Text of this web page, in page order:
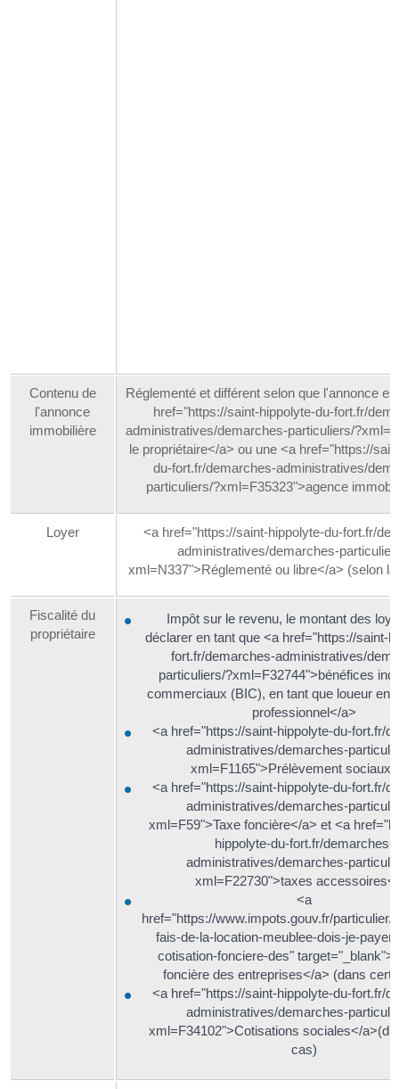
Contenu de
l'annonce
immobilière
Réglementé et différent selon que l'annonce
href="https://saint-hippolyte-du-fort.fr/
administratives/demarches-particuliers/
le propriétaire</a> ou une <a href="https://
du-fort.fr/demarches-administratives/
particuliers/?xml=F35323">agence
Loyer
<a href="https://saint-hippolyte-du-fort.fr/
administratives/demarches-
xml=N337">Réglementé ou libre</a> (selon
Fiscalité du
propriétaire
Impôt sur le revenu, le montant des
déclarer en tant que <a href="https://saint-
fort.fr/demarches-administratives/
particuliers/?xml=F32744">bénéfices
commerciaux (BIC), en tant que loueur en
professionnel</a>
<a href="https://saint-hippolyte-du-fort.fr/
administratives/demarches-
xml=F1165">Prélèvement
<a href="https://saint-hippolyte-du-fort.fr/
administratives/demarches-
xml=F59">Taxe foncière</a> et <a
hippolyte-du-fort.fr/demarches-
administratives/demarches-
xml=F22730">taxes
<a
href="https://www.impots.gouv.fr/particulier/
fais-de-la-location-meublee-dois-je-
cotisation-fonciere-des"
foncière des entreprises</a> (dans
<a href="https://saint-hippolyte-du-fort.fr/
administratives/demarches-
xml=F34102">Cotisations sociales</
cas)